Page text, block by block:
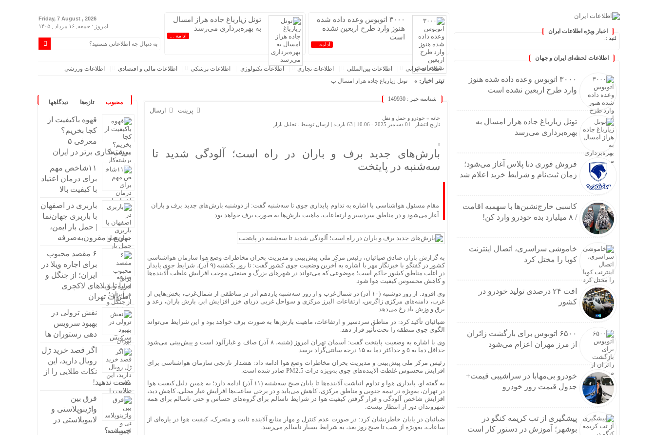
اخبار ویژه اطلاعات ایران
اطلاعات لحظه‌ای ایران و جهان
۳۰۰۰ اتوبوس وعده داده شده هنوز
وارد طرح اربعین نشده است
تونل زیارباغ جاده هراز امسال به
بهره‌برداری می‌رسد
فروش فوری دنا پلاس آغاز می‌شود؛
زمان ثبت‌نام و شرایط خرید اعلام شد
کاسبی خارج‌نشین‌ها با سهمیه اقامت
/ ۸ میلیارد بده خودرو وارد کن!
خاموشی سراسری، اتصال اینترنت
کوبا را مختل کرد
افت ۲۴ درصدی تولید خودرو در
کشور
۶۵۰۰ اتوبوس برای بازگشت زائران
از مرز مهران اعزام می‌شود
خودرو بی‌مهابا در سراشیبی قیمت+
جدول قیمت روز خودرو
پیشگیری از تب کریمه کنگو در
بوشهر؛ آموزش در دستور کار است
۳۰۰۰ اتوبوس وعده داده شده
هنوز وارد طرح اربعین نشده
است
ادامه ...
تونل زیارباغ جاده هراز امسال
به بهره‌برداری می‌رسد
ادامه ...
Friday, 7 August , 2026
امروز : جمعه, ۱۶ مرداد , ۱۴۰۵
اطلاعات‌ ‎ایرانی اطلاعات بین‌المللی اطلاعات تجاری اطلاعات تکنولوژی اطلاعات پزشکی اطلاعات مالی و اقتصادی اطلاعات ورزشی
تیتر اخبار: » تونل زیارباغ جاده هراز امسال به بهره‌برداری می‌ر
شناسه خبر : 149930
ارسال پرینت
خانه » خودرو و حمل و نقل
تاریخ انتشار : 01 دسامبر 2025 - 10:06 |
63 بازدید | ارسال توسط : تحلیل بازار
بارش‌های جدید برف و باران در راه است؛ آلودگی شدید تا
سه‌شنبه در پایتخت
مقام مسئول هواشناسی با اشاره به تداوم پایداری جوی تا سه‌شنبه گفت: از دوشنبه بارش‌های جدید برف و باران
آغاز می‌شود و در مناطق سردسیر و ارتفاعات، ماهیت بارش‌ها به صورت برف خواهد بود.
به گزارش بازار، صادق ضیائیان، رئیس مرکز ملی پیش‌بینی و مدیریت بحران مخاطرات وضع هوا سازمان هواشناسی
کشور در گفتگو با خبرنگار مهر با اشاره به آخرین وضعیت جوی کشور گفت: تا روز یکشنبه (۹ آذر)، شرایط جوی پایدار
در اغلب مناطق کشور حاکم است؛ موضوعی که می‌تواند در شهرهای بزرگ و صنعتی موجب افزایش غلظت آلاینده‌ها
و کاهش محسوس کیفیت هوا شود.
وی افزود: از روز دوشنبه (۱۰ آذر) در شمال‌غرب و از روز سه‌شنبه یازدهم آذر در مناطقی از شمال‌غرب، بخش‌هایی از
غرب، دامنه‌های مرکزی زاگرس، ارتفاعات البرز مرکزی و سواحل غربی دریای خزر افزایش ابر، بارش باران، رعد و
برق و وزش باد رخ می‌دهد.
ضیائیان تأکید کرد: در مناطق سردسیر و ارتفاعات، ماهیت بارش‌ها به صورت برف خواهد بود و این شرایط می‌تواند
الگوی جوی منطقه را تحت‌تأثیر قرار دهد.
وی با اشاره به وضعیت پایتخت گفت: آسمان تهران امروز (شنبه، ۸ آذر) صاف و غبارآلود است و پیش‌بینی می‌شود
حداقل دما به ۵ و حداکثر دما به ۱۵ درجه سانتی‌گراد برسد.
رئیس مرکز ملی پیش‌بینی و مدیریت بحران مخاطرات وضع هوا ادامه داد: هشدار نارنجی سازمان هواشناسی برای
افزایش محسوس غلظت آلاینده‌های جوی به‌ویژه ذرات PM2.5 صادر شده است.
به گفته او، پایداری هوا و تداوم انباشت آلاینده‌ها تا پایان صبح سه‌شنبه (۱۱ آذر) ادامه دارد؛ به همین دلیل کیفیت هوا
در تهران، به‌ویژه در نیمه جنوبی و مناطق مرکزی، کاهش می‌یابد و در برخی ساعت‌ها افزایش غبار محلی، کاهش دید،
افزایش شاخص آلودگی و قرار گرفتن کیفیت هوا در شرایط ناسالم برای گروه‌های حساس و حتی ناسالم برای همه
شهروندان دور از انتظار نیست.
ضیائیان در پایان خاطرنشان کرد: در صورت عدم کنترل و مهار منابع آلاینده ثابت و متحرک، کیفیت هوا در پاره‌ای از
ساعات، به‌ویژه از شب تا صبح روز بعد، به شرایط بسیار ناسالم می‌رسد.
محبوب تازه‌ها دیدگاهها
قهوه باکیفیت از
کجا بخریم؟
معرفی ۵
برشته‌کاری برتر در ایران
۱۱شاخص مهم
برای درمان اعتیاد
با کیفیت بالا
باربری در اصفهان
با باربری جهان‌نما
| حمل بار ایمن،
سریع و مقرون‌به‌صرفه
۶ مقصد محبوب
برای اجاره ویلا در
ایران؛ از جنگل و
دریا تا ویلاهای لاکچری
اطراف تهران
نقش ترولی در
بهبود سرویس
دهی رستوران ها
اگر قصد خرید ژل
رویال دارید، این
نکات طلایی را از
دست ندهید!
فرق بین
واژینوپلاستی و
لابیوپلاستی در
چیست؟